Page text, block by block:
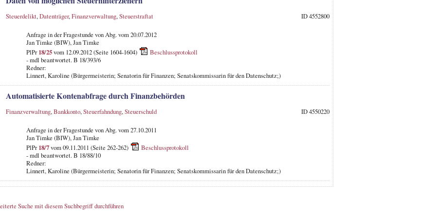
Steuerdelikt,Datenträger,Finanzverwaltung,Steuerstraftat ID 4552800
Anfrage in der Fragestunde von Abg. vom 20.07.2012
Jan Timke (BIW), Jan Timke
PlPr18/25vom 12.09.2012 (Seite 1604-1604)
Beschlussprotokoll
- mdl beantwortet. B 18/393/6
Redner:
Linnert, Karoline (Bürgermeisterin; Senatorin für Finanzen; Senatskommissarin für den Datenschutz;)
Automatisierte Kontenabfrage durch Finanzbehörden
Finanzverwaltung,Bankkonto,Steuerfahndung,Steuerschuld ID 4550220
Anfrage in der Fragestunde von Abg. vom 27.10.2011
Jan Timke (BIW), Jan Timke
PlPr18/7vom 09.11.2011 (Seite 262-262)
Beschlussprotokoll
- mdl beantwortet. B 18/88/10
Redner:
Linnert, Karoline (Bürgermeisterin; Senatorin für Finanzen; Senatskommissarin für den Datenschutz;)
Suche mit diesem Suchbegriff durchführen